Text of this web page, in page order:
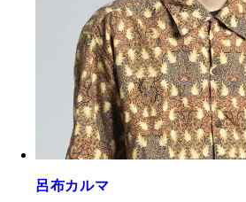
呂布カルマ